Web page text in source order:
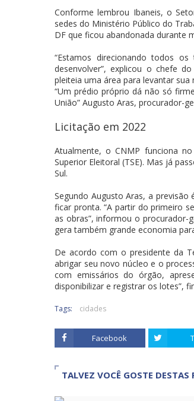
Conforme lembrou Ibaneis, o
sedes do Ministério Público do
DF que ficou abandonada durante
“Estamos direcionando todos
desenvolver”, explicou o chefe
pleiteia uma área para levantar sua
“Um prédio próprio dá não só
União” Augusto Aras, procurador-
Licitação em 2022
Atualmente, o CNMP funciona
Superior Eleitoral (TSE). Mas já
Sul.
Segundo Augusto Aras, a
ficar pronta. “A partir do primeiro
as obras”, informou o procurador-
gera também grande economia
De acordo com o presidente da
abrigar seu novo núcleo e o
com emissários do órgão,
disponibilizar e registrar os lotes”,
Tags: cidades
Facebook
TALVEZ VOCÊ GOSTE DESTAS